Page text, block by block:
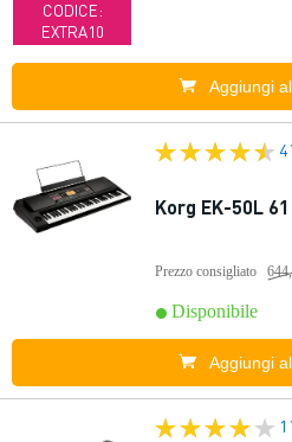
CODICE:
EXTRA10
Aggiungi
4
Korg EK-50L
Prezzo consigliato
Disponibile
Aggiungi